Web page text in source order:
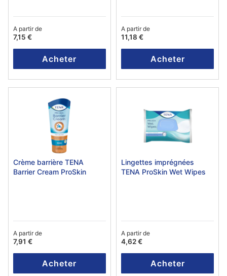
A partir de
7,15 €
Acheter
A partir de
11,18 €
Acheter
Crème barrière TENA
Barrier Cream ProSkin
A partir de
7,91 €
Acheter
Lingettes imprégnées
TENA ProSkin Wet Wipes
A partir de
4,62 €
Acheter